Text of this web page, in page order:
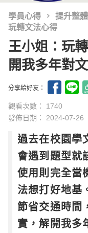
學員心得 提升整
玩轉文法心得
王小姐：玩
開我多年對
分享給好友：
觀看次數： 1740
發佈日期： 2024-07-26
過去在校園學
會遇到題型就
使用則完全當
法想打好地基
節省交通時間
實，解開我多